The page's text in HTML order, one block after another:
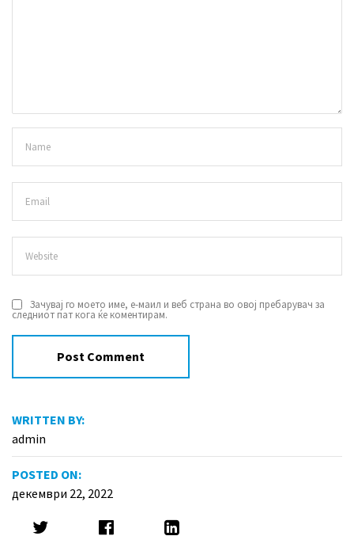
Зачувај го моето име, е-маил и веб страна во овој пребарувач за
следниот пат кога ќе коментирам.
WRITTEN BY:
admin
POSTED ON:
декември 22, 2022